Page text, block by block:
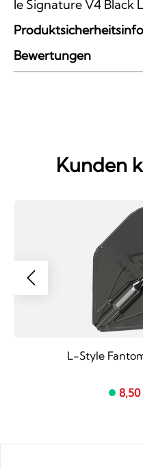
le Signature V4 Black
Bewertungen
Kunden
L-Style
8,50